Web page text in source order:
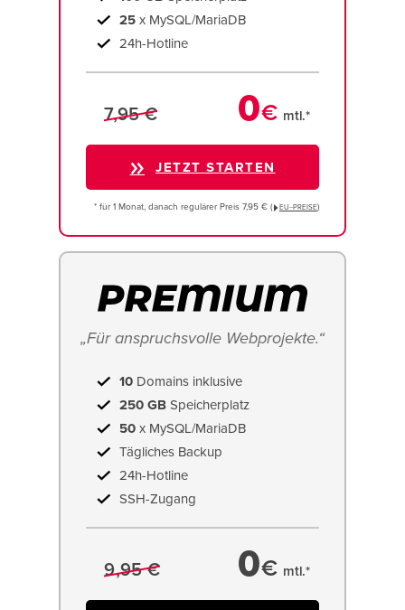
25 x MySQL/MariaDB
24h-Hotline
7,95 € 0€ mtl.*
JETZT STARTEN
* für 1 Monat, danach regulärer Preis 7,95 € ( EU−PREISE)
„Für anspruchsvolle Webprojekte.“
10 Domains inklusive
250 GB Speicherplatz
50 x MySQL/MariaDB
Tägliches Backup
24h-Hotline
SSH-Zugang
9,95 € 0€ mtl.*